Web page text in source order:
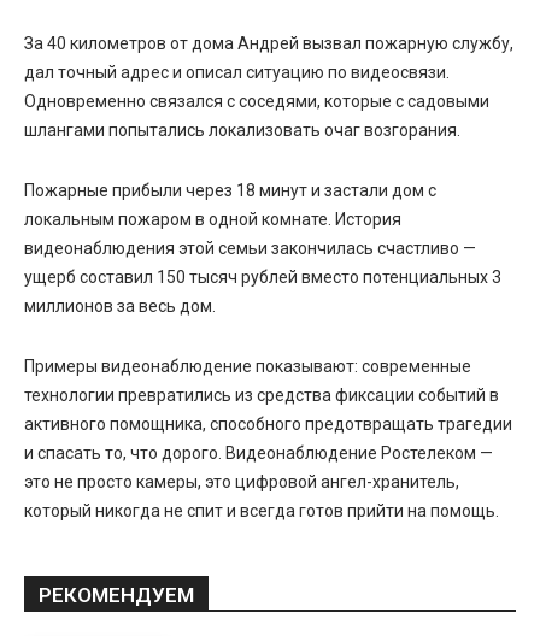
За 40 километров от дома Андрей вызвал пожарную службу,
дал точный адрес и описал ситуацию по видеосвязи.
Одновременно связался с соседями, которые с садовыми
шлангами попытались локализовать очаг возгорания.
Пожарные прибыли через 18 минут и застали дом с
локальным пожаром в одной комнате. История
видеонаблюдения этой семьи закончилась счастливо —
ущерб составил 150 тысяч рублей вместо потенциальных 3
миллионов за весь дом.
Примеры видеонаблюдение показывают: современные
технологии превратились из средства фиксации событий в
активного помощника, способного предотвращать трагедии
и спасать то, что дорого . Видеонаблюдение Ростелеком —
это не просто камеры, это цифровой ангел-хранитель,
который никогда не спит и всегда готов прийти на помощь.
РЕКОМЕНДУЕМ